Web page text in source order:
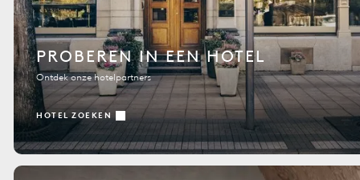
PROBEREN IN EEN HOTEL
Ontdek onze hotelpartners
HOTEL ZOEKEN